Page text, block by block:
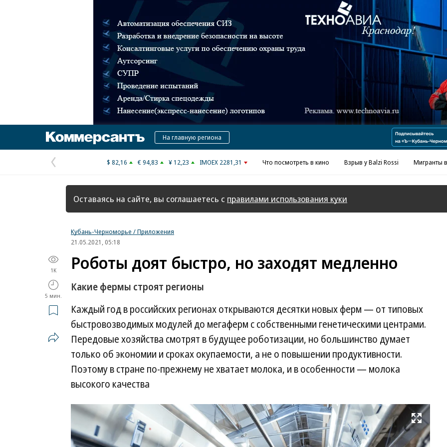
Реклама в «Ъ» www.kommersant.ru/ad
КоммерсантъНа главную региона
Предыдущая
страница
$ 82,16 € 94,83 ¥ 12,23 IMOEX 2281,31 Что посмотреть в кино Взрыв у Balzi Rossi Мигранты
Оставаясь на сайте, вы соглашаетесь с правилами использования куки
Кубань-Черноморье / Приложения
21.05.2021, 05:18
1K
5 мин.
Роботы доят быстро, но заходят медленно
Какие фермы строят регионы
Каждый год в российских регионах открываются десятки новых ферм — от типовых
быстровозводимых модулей до мегаферм с собственными генетическими центрами.
Передовые хозяйства смотрят в будущее роботизации, но большинство думает
только об экономии и сроках окупаемости, а не о повышении продуктивности.
Поэтому в стране по-прежнему не хватает молока, и в особенности — молока
высокого качества
Развернуть на весь экран